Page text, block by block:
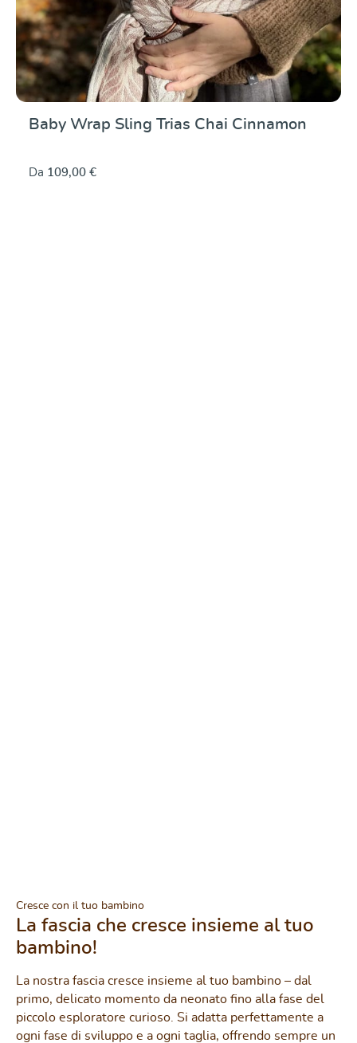
Baby Wrap Sling Trias Chai Cinnamon
Da 109,00 €
Cresce con il tuo bambino
La fascia che cresce insieme al tuo
bambino!
La nostra fascia cresce insieme al tuo bambino – dal
primo, delicato momento da neonato fino alla fase del
piccolo esploratore curioso. Si adatta perfettamente a
ogni fase di sviluppo e a ogni taglia, offrendo sempre un